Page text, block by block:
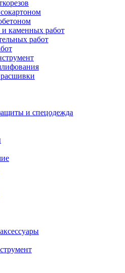
каменных работ
работ
и спецодежда